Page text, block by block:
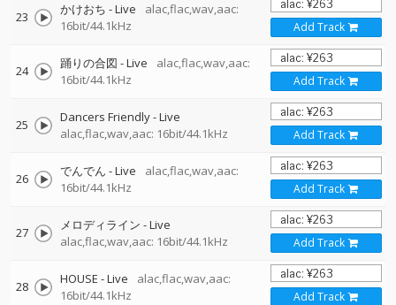
23 かけおち - Live
alac,flac,wav,aac:
16bit/44.1kHz
Add Track
24 踊りの合図 - Live
alac,flac,wav,aac:
16bit/44.1kHz
Add Track
25
Dancers Friendly - Live
alac,flac,wav,aac: 16bit/44.1kHz
Add Track
26 でんでん - Live
alac,flac,wav,aac:
16bit/44.1kHz
Add Track
27
メロディライン - Live
alac,flac,wav,aac: 16bit/44.1kHz
Add Track
28 HOUSE - Live
alac,flac,wav,aac:
16bit/44.1kHz
Add Track